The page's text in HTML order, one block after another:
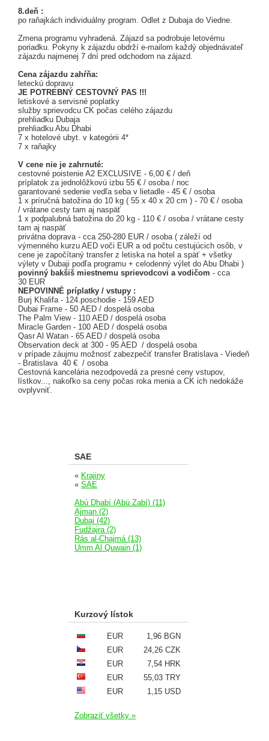
8.deň :
po raňajkách individuálny program. Odlet z Dubaja do Viedne.
Zmena programu vyhradená. Zájazd sa podrobuje letovému
poriadku. Pokyny k zájazdu obdrží e-mailom každý objednávateľ
zájazdu najmenej 7 dní pred odchodom na zájazd.
Cena zájazdu zahŕňa:
leteckú dopravu
JE POTREBNÝ CESTOVNÝ PAS !!!
letiskové a servisné poplatky
služby sprievodcu CK počas celého zájazdu
prehliadku Dubaja
prehliadku Abu Dhabi
7 x hotelové ubyt. v kategórii 4*
7 x raňajky
V cene nie je zahrnuté:
cestovné poistenie A2 EXCLUSIVE - 6,00 € / deň
príplatok za jednolôžkovú izbu 55 € / osoba / noc
garantované sedenie vedľa seba v lietadle - 45 € / osoba
1 x príručná batožina do 10 kg ( 55 x 40 x 20 cm ) - 70 € / osoba
/ vrátane cesty tam aj naspäť
1 x podpalubná batožina do 20 kg - 110 € / osoba / vrátane cesty
tam aj naspäť
privátna doprava - cca 250-280 EUR / osoba ( záleží od
výmenného kurzu AED voči EUR a od počtu cestujúcich osôb, v
cene je započítaný transfer z letiska na hotel a späť + všetky
výlety v Dubaji podľa programu + celodenný výlet do Abu Dhabi )
povinný bakšiš miestnemu sprievodcovi a vodičom - cca
30 EUR
NEPOVINNÉ príplatky / vstupy :
Burj Khalifa - 124.poschodie - 159 AED
Dubai Frame - 50 AED / dospelá osoba
The Palm View - 110 AED / dospelá osoba
Miracle Garden - 100 AED / dospelá osoba
Qasr Al Watan - 65 AED / dospelá osoba
Observation deck at 300 - 95 AED / dospelá osoba
v prípade záujmu možnosť zabezpečiť transfer Bratislava - Viedeň
- Bratislava 40 € / osoba
Cestovná kancelária nezodpovedá za presné ceny vstupov,
lístkov..., nakoľko sa ceny počas roka menia a CK ich nedokáže
ovplyvniť.
SAE
« Krajiny
« SAE
Abú Dhabí (Abú Zabí) (11)
Ajman (2)
Dubaj (42)
Fudžajra (2)
Rás al-Chajmá (13)
Umm Al Quwain (1)
Kurzový lístok
EUR
1,96 BGN
EUR
24,26 CZK
EUR
7,54 HRK
EUR
55,03 TRY
EUR
1,15 USD
Zobraziť všetky »